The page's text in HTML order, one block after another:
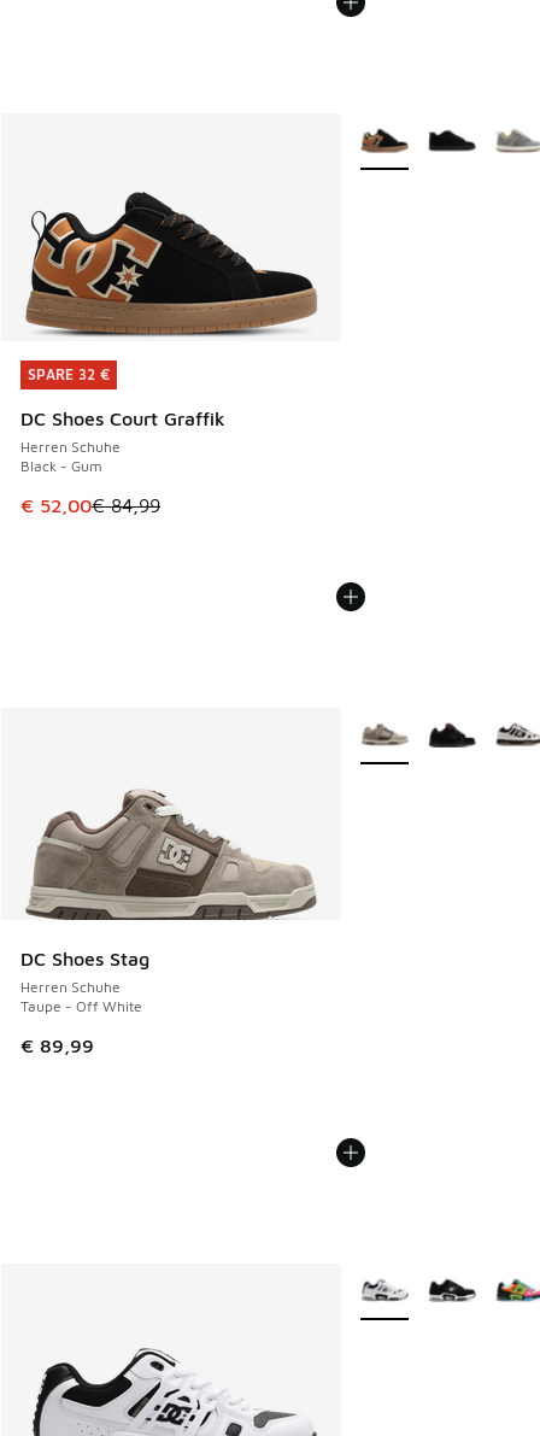
SPARE 32 €
DC Shoes Court Graffik
Herren Schuhe
Black - Gum
Dieser Artikel ist im Sale. Der Preis ist von € 84,99 auf €
€ 52,00€ 84,99
SPARE 32 €
Weitere Farben
DC Shoes Stag
Herren Schuhe
Taupe - Off White
€ 89,99
Weitere Farben
Weitere Farben